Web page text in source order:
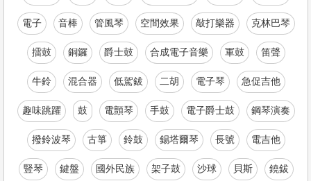
電子 音棒 管風琴 空間效果 敲打樂器 克林巴琴
擂鼓 銅鑼 爵士鼓 合成電子音樂 軍鼓 笛聲
牛鈴 混合器 低駕鈸 二胡 電子琴 急促吉他
趣味跳躍 鼓 電顫琴 手鼓 電子爵士鼓 鋼琴演奏
撥鈴波琴 古箏 鈴鼓 錫塔爾琴 長號 電吉他
豎琴 鍵盤 國外民族 架子鼓 沙球 貝斯 鐃鈸